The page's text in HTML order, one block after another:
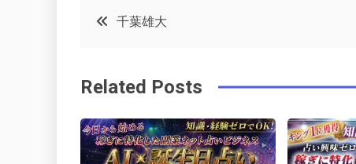
o
k
t
r
e
e
t
in
投
ナ
ビ
千葉雄大
Related Posts